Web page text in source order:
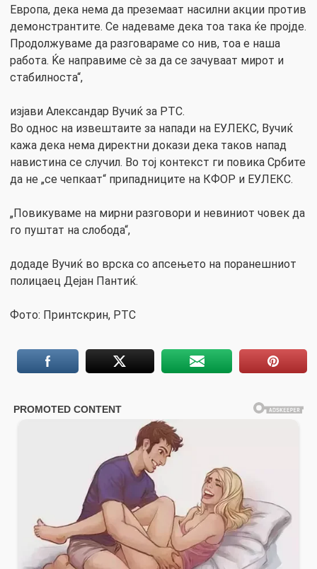
Европа, дека нема да преземаат насилни акции против
демонстрантите. Се надеваме дека тоа така ќе пројде.
Продолжуваме да разговараме со нив, тоа е наша
работа. Ќе направиме сè за да се зачуваат мирот и
стабилноста“,
изјави Александар Вучиќ за РТС.
Во однос на извештаите за напади на ЕУЛЕКС, Вучиќ
кажа дека нема директни докази дека таков напад
навистина се случил. Во тој контекст ги повика Србите
да не „се чепкаат“ припадниците на КФОР и ЕУЛЕКС.
„Повикуваме на мирни разговори и невиниот човек да
го пуштат на слобода“,
додаде Вучиќ во врска со апсењето на поранешниот
полицаец Дејан Пантиќ.
Фото: Принтскрин, РТС